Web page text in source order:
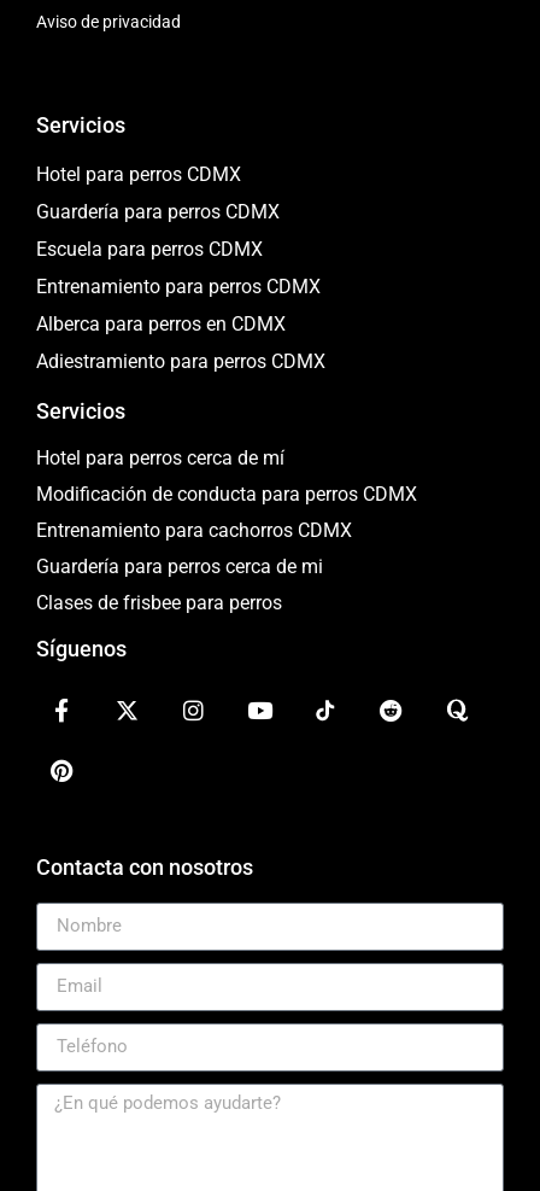
Aviso de privacidad
Servicios
Hotel para perros CDMX
Guardería para perros CDMX
Escuela para perros CDMX
Entrenamiento para perros CDMX
Alberca para perros en CDMX
Adiestramiento para perros CDMX
Servicios
Hotel para perros cerca de mí
Modificación de conducta para perros CDMX
Entrenamiento para cachorros CDMX
Guardería para perros cerca de mi
Clases de frisbee para perros
Síguenos
Contacta con nosotros